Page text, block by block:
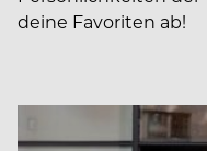
deine Favoriten ab!